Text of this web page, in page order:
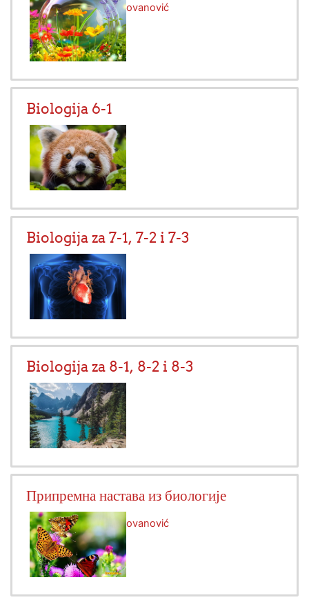
Предавач:Olivera Jovanović
Biologija 6-1
Biologija za 7-1, 7-2 i 7-3
Biologija za 8-1, 8-2 i 8-3
Припремна настава из биологије
Предавач:Olivera Jovanović